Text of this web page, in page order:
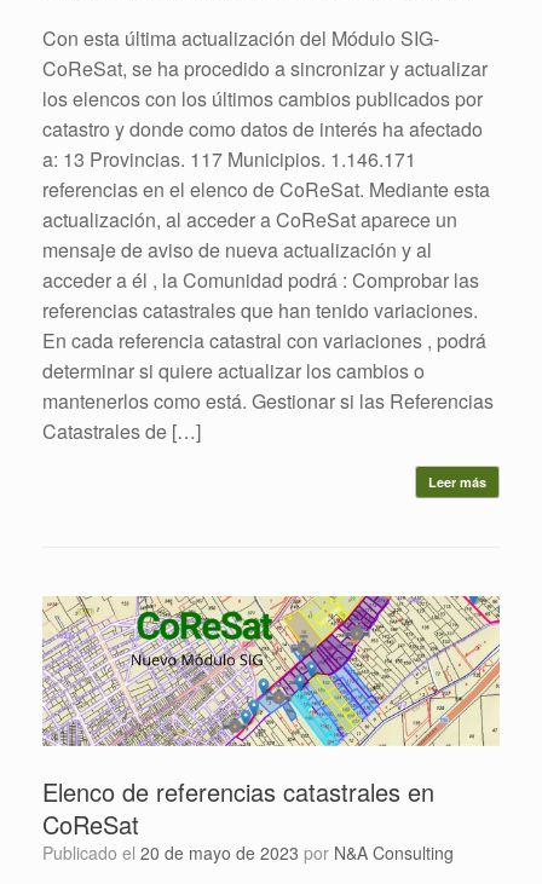
Con esta última actualización del Módulo SIG-
CoReSat, se ha procedido a sincronizar y actualizar
los elencos con los últimos cambios publicados por
catastro y donde como datos de interés ha afectado
a: 13 Provincias. 117 Municipios. 1.146.171
referencias en el elenco de CoReSat. Mediante esta
actualización, al acceder a CoReSat aparece un
mensaje de aviso de nueva actualización y al
acceder a él , la Comunidad podrá : Comprobar las
referencias catastrales que han tenido variaciones.
En cada referencia catastral con variaciones , podrá
determinar si quiere actualizar los cambios o
mantenerlos como está. Gestionar si las Referencias
Catastrales de […]
Leer más
Elenco de referencias catastrales en
CoReSat
Publicado el 20 de mayo de 2023 por N&A Consulting